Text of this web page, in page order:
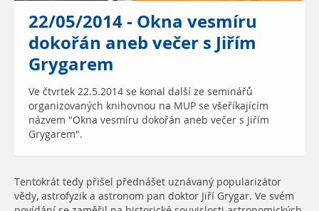
22/05/2014 - Okna vesmíru
dokořán aneb večer s Jiřím
Grygarem
Ve čtvrtek 22.5.2014 se konal další ze seminářů
organizovaných knihovnou na MUP se všeříkajícím
názvem "Okna vesmíru dokořán aneb večer s Jiřím
Grygarem".
Tentokrát tedy přišel přednášet uznávaný popularizátor
vědy, astrofyzik a astronom pan doktor Jiří Grygar. Ve svém